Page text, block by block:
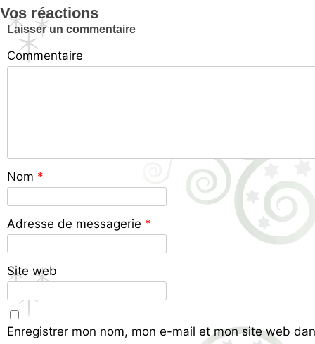
Vos réactions
Laisser un commentaire
Commentaire
Nom *
Adresse de messagerie *
Site web
Enregistrer mon nom, mon e-mail et mon site web